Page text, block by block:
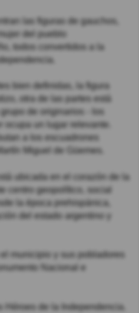
las figuras de gauchos,
del pueblo
todos convertidos a la
bien definidas, la figura
otra de las partes está
de originarios - los
ocupa un lugar relevante.
a los escuadrones
Miguel de Güemes.
ubicada en el corazón de la
centro geopolítico, social
la época prehispánica,
del estado argentino y
municipio y sus pobladores
Nacional e
Héroes de la Independencia.